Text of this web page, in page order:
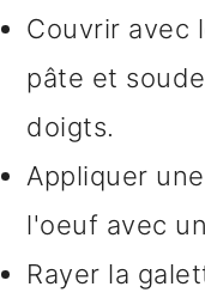
Couvrir avec
pâte et
doigts.
Appliquer
l'oeuf avec un
Rayer la